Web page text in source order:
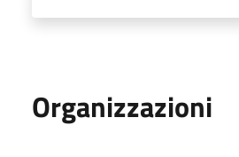
Organizzazioni